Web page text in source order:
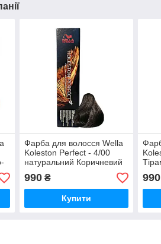
Фарба для волосся Wella
Koleston Perfect - 4/00
натуральний Коричневий
990₴
Купити
990